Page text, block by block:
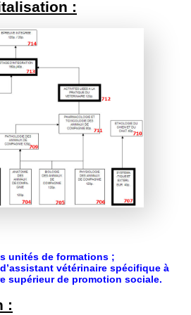
:
unités de formations ;
vétérinaire spécifique à
supérieur de promotion sociale.
: